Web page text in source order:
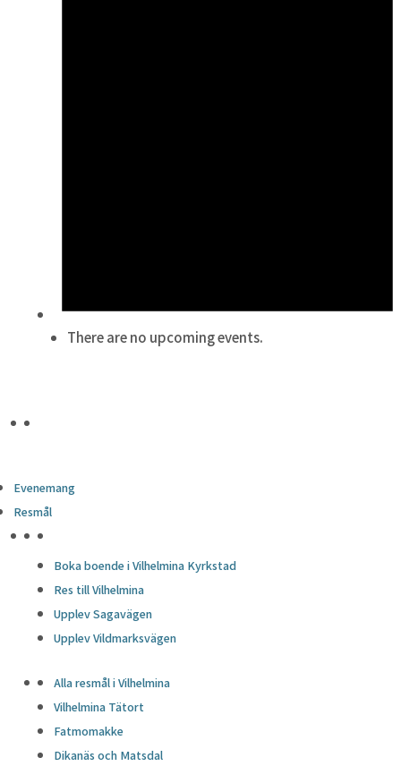
There are no upcoming events.
Evenemang
Resmål
Boka boende i Vilhelmina Kyrkstad
Res till Vilhelmina
Upplev Sagavägen
Upplev Vildmarksvägen
Alla resmål i Vilhelmina
Vilhelmina Tätort
Fatmomakke
Dikanäs och Matsdal